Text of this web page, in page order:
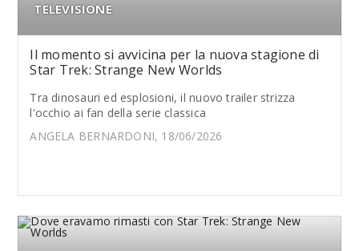
TELEVISIONE
Il momento si avvicina per la nuova stagione di
Star Trek: Strange New Worlds
Tra dinosauri ed esplosioni, il nuovo trailer strizza
l'occhio ai fan della serie classica
ANGELA BERNARDONI, 18/06/2026